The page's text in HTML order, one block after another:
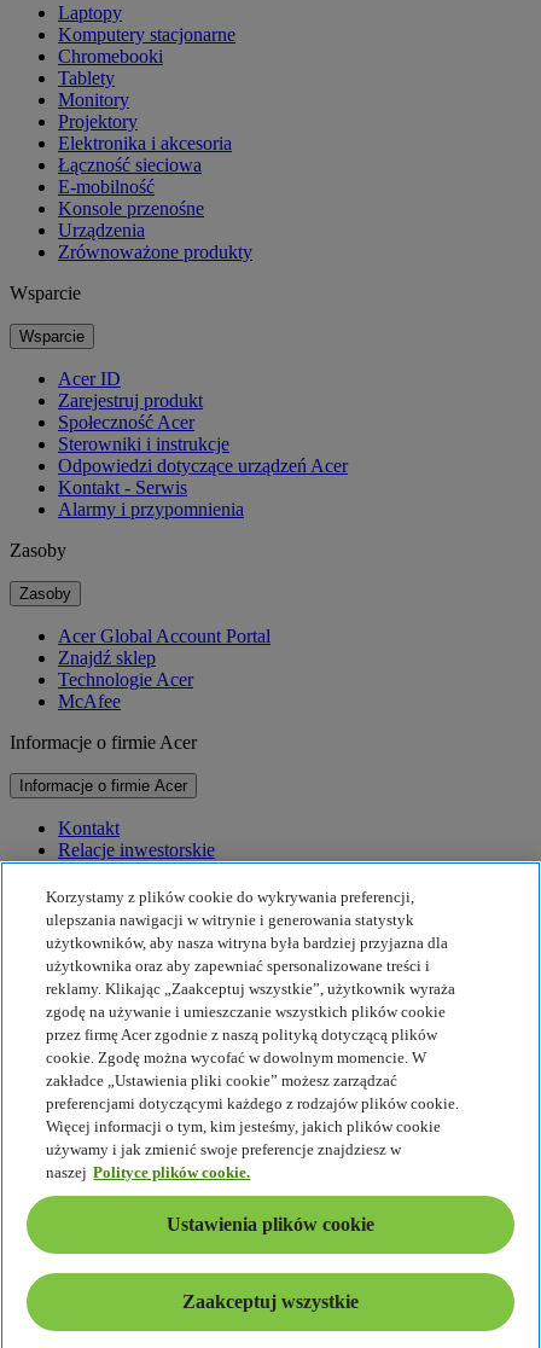
Laptopy
Komputery stacjonarne
Chromebooki
Tablety
Monitory
Projektory
Elektronika i akcesoria
Łączność sieciowa
E-mobilność
Konsole przenośne
Urządzenia
Zrównoważone produkty
Wsparcie
Wsparcie
Acer ID
Zarejestruj produkt
Społeczność Acer
Sterowniki i instrukcje
Odpowiedzi dotyczące urządzeń Acer
Kontakt - Serwis
Alarmy i przypomnienia
Zasoby
Zasoby
Acer Global Account Portal
Znajdź sklep
Technologie Acer
McAfee
Informacje o firmie Acer
Informacje o firmie Acer
Kontakt
Relacje inwestorskie
Nagrody
Wydarzenia
Zrównoważony rozwój
Zrównoważony rozwój
Społeczna odpowiedzialność biznesu
Ślad węglowy produktu
Projekt Humanity
Earthion
Polityka prywatności
Zasady dot. plików cookie
Nota prawna
Dodatkowe informacje prawne
Polityka dostępności
Ustawienia plików cookie
Polska - Polski
© 2026 Acer Inc.
Korzystamy z plików cookie do wykrywania preferencji,
ulepszania nawigacji w witrynie i generowania statystyk
użytkowników, aby nasza witryna była bardziej przyjazna dla
użytkownika oraz aby zapewniać spersonalizowane treści i
reklamy. Klikając „Zaakceptuj wszystkie”, użytkownik wyraża
zgodę na używanie i umieszczanie wszystkich plików cookie
przez firmę Acer zgodnie z naszą polityką dotyczącą plików
cookie. Zgodę można wycofać w dowolnym momencie. W
zakładce „Ustawienia pliki cookie” możesz zarządzać
preferencjami dotyczącymi każdego z rodzajów plików cookie.
Więcej informacji o tym, kim jesteśmy, jakich plików cookie
używamy i jak zmienić swoje preferencje znajdziesz w
naszej Polityce plików cookie.
Ustawienia plików cookie
Zaakceptuj wszystkie